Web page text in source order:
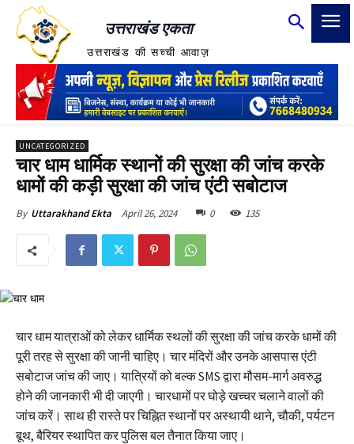
उत्तराखंड एकता
उत्तराखंड की सच्ची आवाज़
UNCATEGORIZED
चार धाम धार्मिक स्थानों की सुरक्षा की जांच करके
धामों की कड़ी सुरक्षा की जांच एंटी सबोटाज
By Uttarakhand Ekta April 26, 2024 0 135
चार धाम यात्राओं को लेकर धार्मिक स्थलों की सुरक्षा की जांच करके धामों की
पूरी तरह से सुरक्षा की जानी चाहिए। चार मंदिरों और उनके आसपास एंटी
सबोटाज जांच की जाए। यात्रियों को बल्क SMS द्वारा मौसम-मार्ग अवरुद्ध
होने की जानकारी भी दी जाएगी। चारधामों पर घोड़े खच्चर चलाने वालों की
जांच करें। साथ ही रास्ते पर चिह्नित स्थानों पर अस्थायी थाने, चौकी, पर्यटन
बूथ, बैरियर स्थापित कर पुलिस बल तैनात किया जाए।